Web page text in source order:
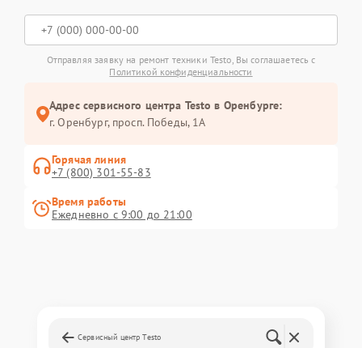
Отправляя заявку на ремонт техники Testo, Вы соглашаетесь с
Политикой конфиденциальности
Адрес сервисного центра Testo в Оренбурге:
г. Оренбург, просп. Победы, 1А
Горячая линия
+7 (800) 301-55-83
Время работы
Ежедневно с 9:00 до 21:00
Сервисный центр Testo